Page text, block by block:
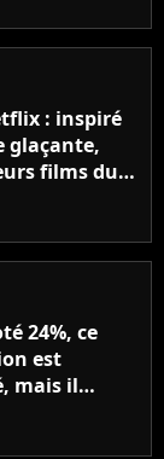
: inspiré
glaçante,
films du
24%, ce
est
mais il
pire à